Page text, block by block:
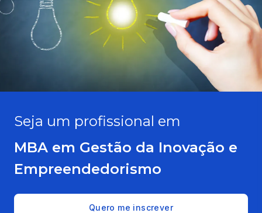
Seja um profissional em
MBA em Gestão da Inovação e
Empreendedorismo
Quero me inscrever